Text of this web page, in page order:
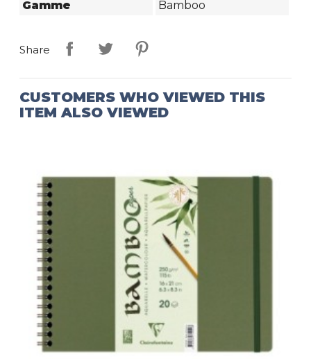
Gamme
Bamboo
Share
CUSTOMERS WHO VIEWED THIS
ITEM ALSO VIEWED